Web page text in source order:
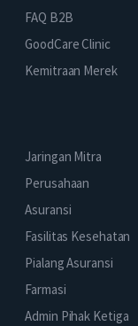
FAQ B2B
GoodCare Clinic
Kemitraan Merek
Jaringan Mitra
Perusahaan
Asuransi
Fasilitas Kesehatan
Pialang Asuransi
Farmasi
Admin Pihak Ketiga